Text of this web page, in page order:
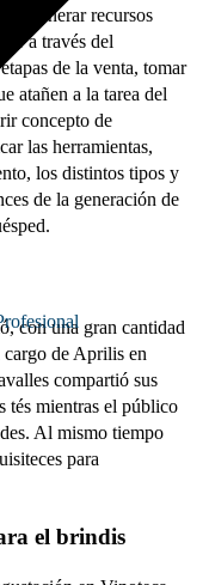
y generar recursos
a través del
de la venta, tomar
atañen a la tarea del
concepto de
las herramientas,
los distintos tipos y
de la generación de
con una gran cantidad
cargo de Aprilis en
compartió sus
tés mientras el público
Al mismo tiempo
para
el brindis